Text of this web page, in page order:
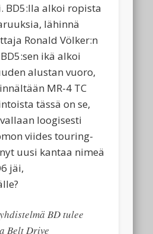
BD5:lla alkoi ropista
lähinnä
Ronald Völker:n
ikä alkoi
alustan vuoro,
MR-4 TC
tässä on se,
loogisesti
viides touring-
uusi kantaa nimeä
jäi,
BD tulee
Belt Drive